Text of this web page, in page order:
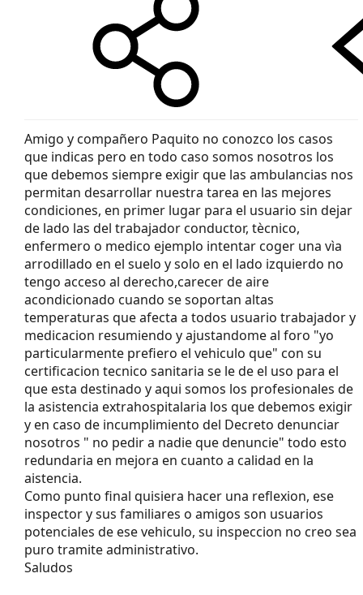
Amigo y compañero Paquito no conozco los casos
que indicas pero en todo caso somos nosotros los
que debemos siempre exigir que las ambulancias nos
permitan desarrollar nuestra tarea en las mejores
condiciones, en primer lugar para el usuario sin dejar
de lado las del trabajador conductor, tècnico,
enfermero o medico ejemplo intentar coger una vìa
arrodillado en el suelo y solo en el lado izquierdo no
tengo acceso al derecho,carecer de aire
acondicionado cuando se soportan altas
temperaturas que afecta a todos usuario trabajador y
medicacion resumiendo y ajustandome al foro "yo
particularmente prefiero el vehiculo que" con su
certificacion tecnico sanitaria se le de el uso para el
que esta destinado y aqui somos los profesionales de
la asistencia extrahospitalaria los que debemos exigir
y en caso de incumplimiento del Decreto denunciar
nosotros " no pedir a nadie que denuncie" todo esto
redundaria en mejora en cuanto a calidad en la
aistencia.
Como punto final quisiera hacer una reflexion, ese
inspector y sus familiares o amigos son usuarios
potenciales de ese vehiculo, su inspeccion no creo sea
puro tramite administrativo.
Saludos